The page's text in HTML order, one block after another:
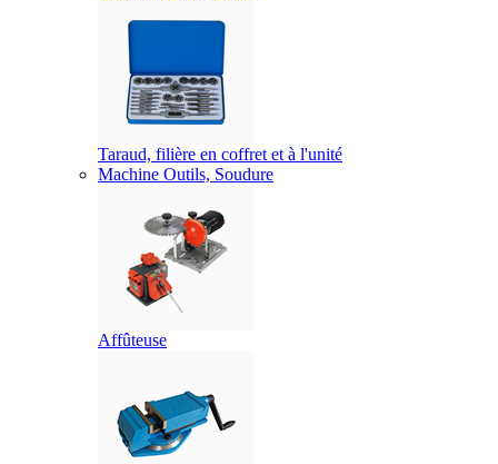
Taraud, filière en coffret et à l'unité
Machine Outils, Soudure
Affûteuse